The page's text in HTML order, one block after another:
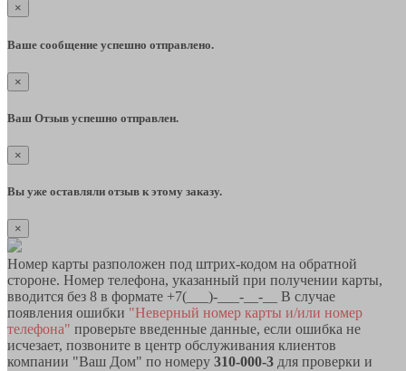
×
Ваше сообщение успешно отправлено.
×
Ваш Отзыв успешно отправлен.
×
Вы уже оставляли отзыв к этому заказу.
×
Номер карты разположен под штрих-кодом на обратной
стороне. Номер телефона, указанный при получении карты,
вводится без 8 в формате +7(___)-___-__-__ В случае
появления ошибки "Неверный номер карты и/или номер
телефона" проверьте введенные данные, если ошибка не
исчезает, позвоните в центр обслуживания клиентов
компании "Ваш Дом" по номеру 310-000-3 для проверки и